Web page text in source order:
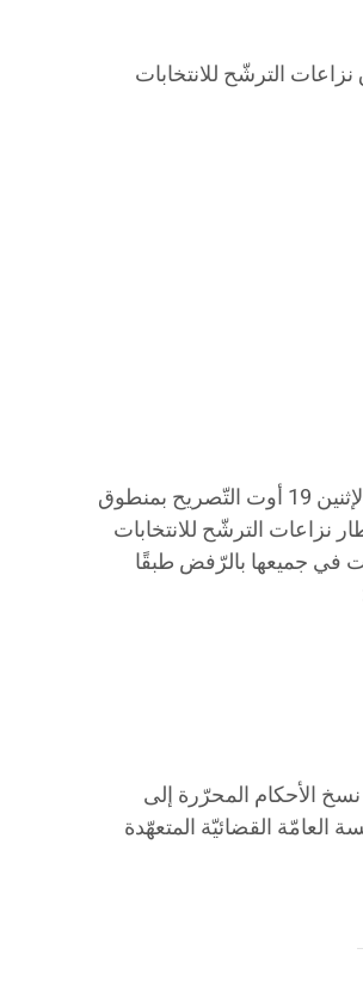
الترشّح للانتخابات
إستكملت الدّوائر الاستئنافيّة بالمحكمة الإداريّة بتاريخ اليوم الإثنين 19 أوت التّصريح بمنطوق
في إطار نزاعات الترشّح للانتخابات
وقد قضت في جميعها بالرّفض طبقًا
الأحد 18 أوت في تبليغ نسخ الأحكام المحرّرة إلى
العامّة القضائيّة المتعهّدة